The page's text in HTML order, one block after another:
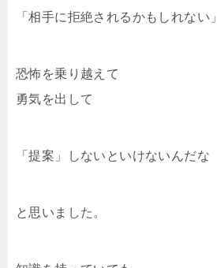
「相手に拒絶されるかもしれない」
恐怖を乗り越えて
勇気を出して
「提案」しないといけないんだな
と思いました。